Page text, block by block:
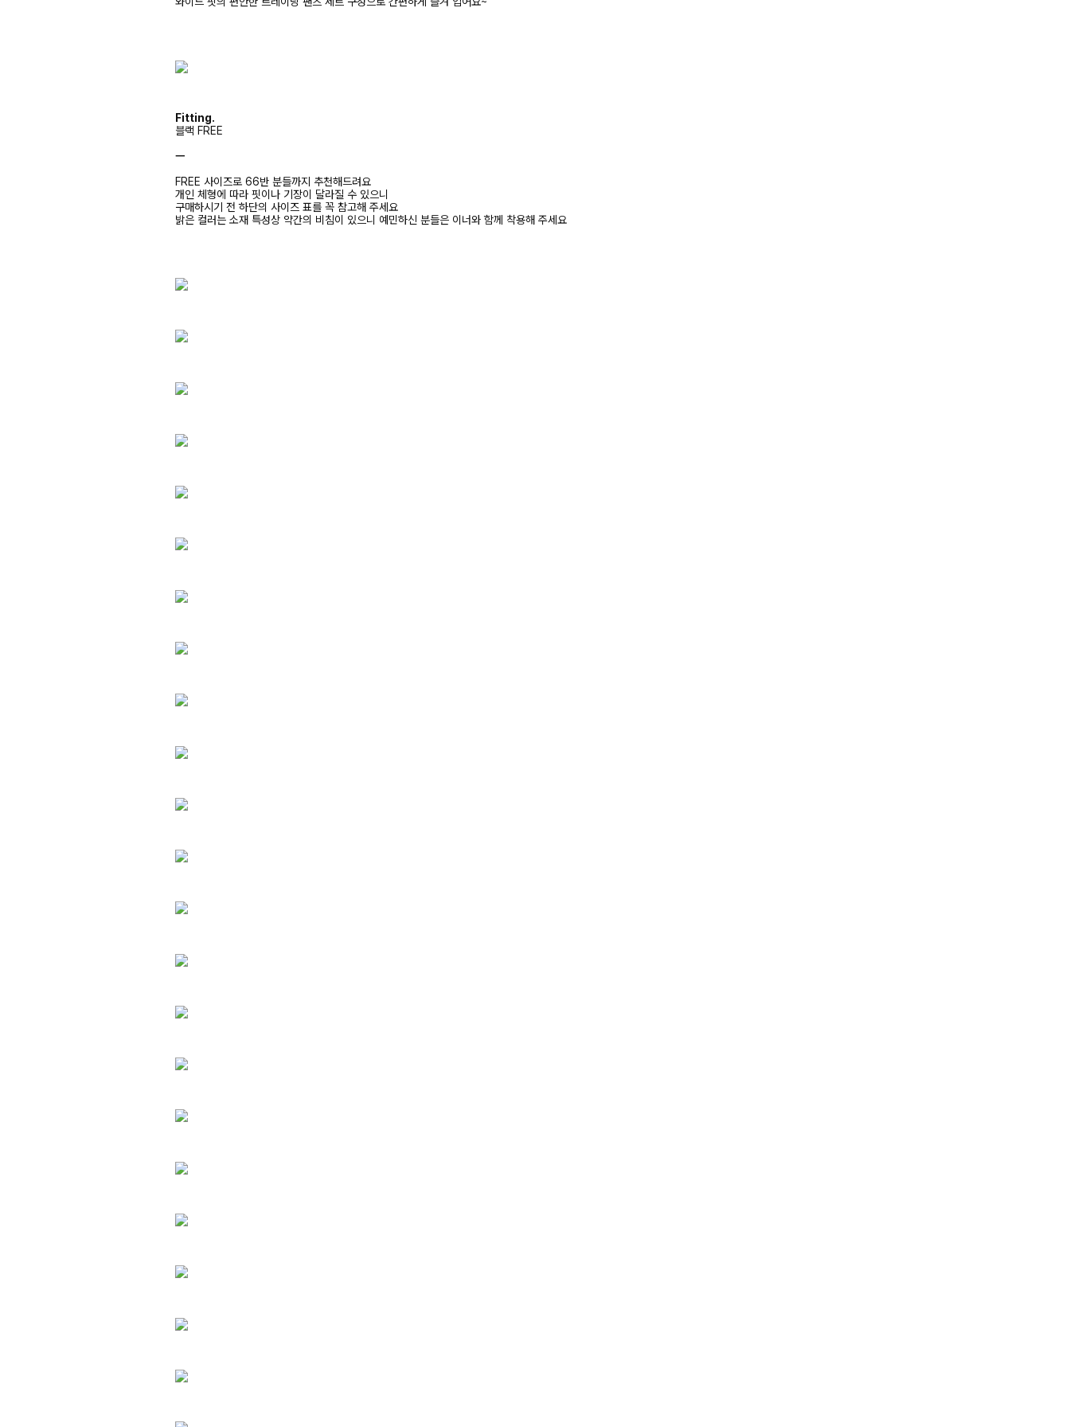
Fitting.
블랙 FREE
ㅡ
FREE 사이즈로 66반 분들까지 추천해드려요
개인 체형에 따라 핏이나 기장이 달라질 수 있으니
구매하시기 전 하단의 사이즈 표를 꼭 참고해 주세요
밝은 컬러는 소재 특성상 약간의 비침이 있으니 예민하신 분들은 이너와 함께 착용해 주세요